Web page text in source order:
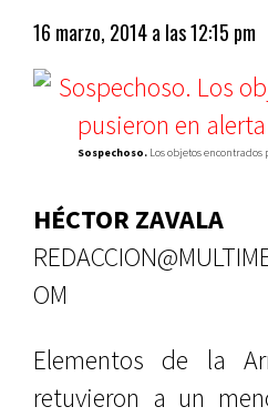
16 marzo, 2014 a las 12:15 pm
Sospechoso.Los objetos encontrados
HÉCTOR ZAVALA
OM
Elementos de la
retuvieron a un